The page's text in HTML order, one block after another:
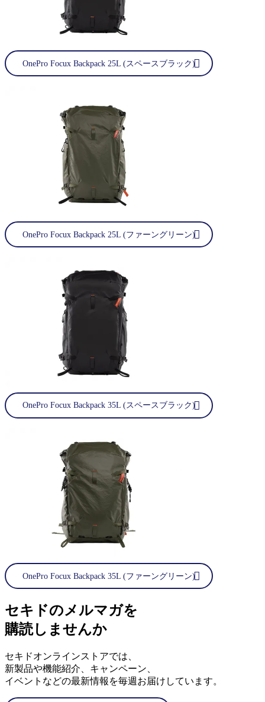
OnePro Focux Backpack 25L (スペースブラック)
OnePro Focux Backpack 25L (ファーングリーン)
OnePro Focux Backpack 35L (スペースブラック)
OnePro Focux Backpack 35L (ファーングリーン)
セキドのメルマガを
購読しませんか
セキドオンラインストアでは、
新製品や機能紹介、キャンペーン、
イベントなどの最新情報を毎週お届けしています。